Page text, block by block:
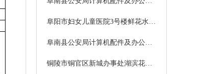
阜阳市妇女儿童医院3号楼鲜花水果店管理服务采购项目中标结果
阜南县公安局计算机配件及办公耗材配送维保服务采购项目二包更正公告（1次）
铜陵市铜官区新城办事处湖滨花园一、二期小区物业服务项目（二次）终止公告